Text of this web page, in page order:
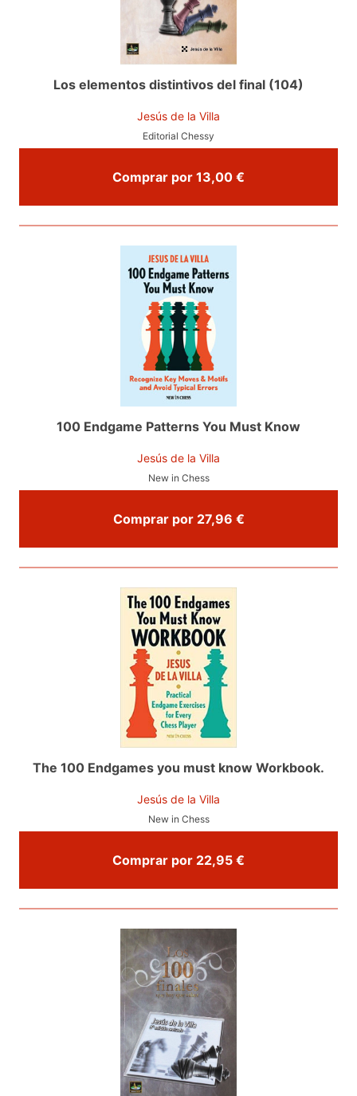
Los elementos distintivos del final (104)
Jesús de la Villa
Editorial Chessy
Comprar por 13,00 €
100 Endgame Patterns You Must Know
Jesús de la Villa
New in Chess
Comprar por 27,96 €
The 100 Endgames you must know Workbook.
Jesús de la Villa
New in Chess
Comprar por 22,95 €